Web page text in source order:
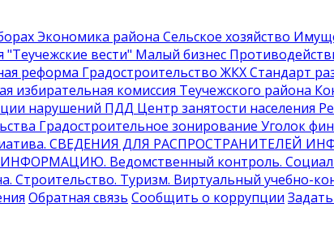
Экономика района Сельское хозяйство
"Теучежские вести" Малый бизнес
реформа Градостроительство ЖКХСтандарт
избирательная комиссия Теучежского района
нарушений ПДД Центр занятости населения
Градостроительное зонирование Уголок
. СВЕДЕНИЯ ДЛЯ РАСПРОСТРАНИТЕЛЕЙ
ИНФОРМАЦИЮ. Ведомственный контроль.
. Строительство. Туризм. Виртуальный учебно-
Обратная связь Сообщить о коррупции